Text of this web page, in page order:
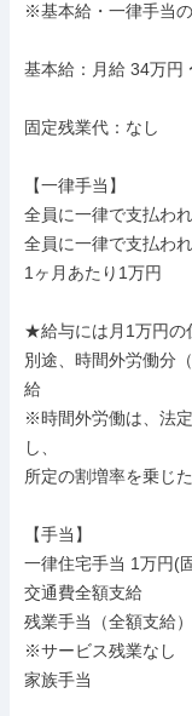
※基本給・一律手当
基本給：月給 34万円
固定残業代：なし
【一律手当】
全員に一律で支払わ
全員に一律で支払わ
1ヶ月あたり1万円
★給与には月1万円の
別途、時間外労働分
給
※時間外労働は、法
し、
所定の割増率を乗じ
【手当】
一律住宅手当 1万円(
交通費全額支給
残業手当（全額支給）
※サービス残業なし
家族手当